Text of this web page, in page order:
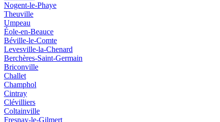
Nogent-le-Phaye
Theuville
Umpeau
Éole-en-Beauce
Béville-le-Comte
Levesville-la-Chenard
Berchères-Saint-Germain
Briconville
Challet
Champhol
Cintray
Clévilliers
Coltainville
Fresnay-le-Gilmert